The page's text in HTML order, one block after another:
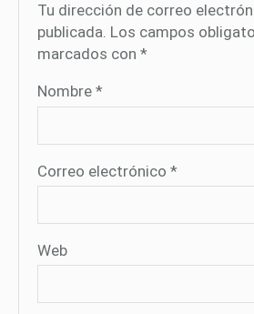
Tu dirección de correo
publicada. Los campos
marcados con *
Nombre *
Correo electrónico *
Web